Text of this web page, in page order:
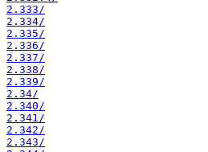
2.333/
2.334/
2.335/
2.336/
2.337/
2.338/
2.339/
2.34/
2.340/
2.341/
2.342/
2.343/